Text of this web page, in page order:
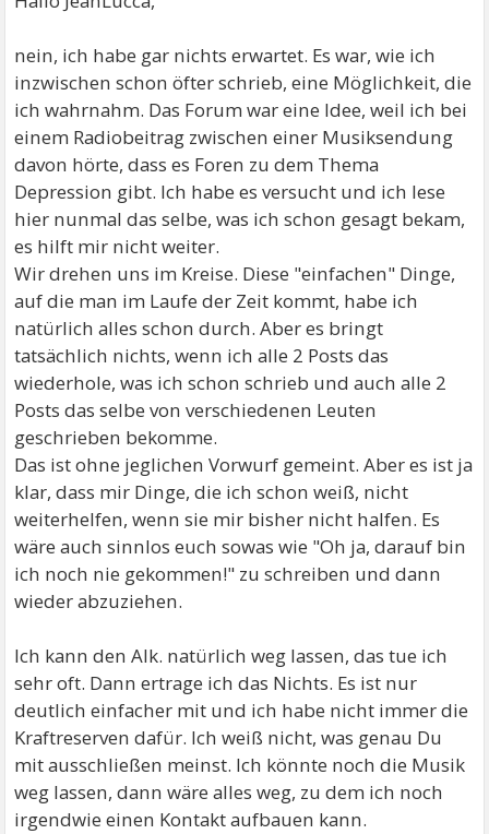
nein, ich habe gar nichts erwartet. Es war, wie ich
inzwischen schon öfter schrieb, eine Möglichkeit, die
ich wahrnahm. Das Forum war eine Idee, weil ich bei
einem Radiobeitrag zwischen einer Musiksendung
davon hörte, dass es Foren zu dem Thema
Depression gibt. Ich habe es versucht und ich lese
hier nunmal das selbe, was ich schon gesagt bekam,
es hilft mir nicht weiter.
Wir drehen uns im Kreise. Diese "einfachen" Dinge,
auf die man im Laufe der Zeit kommt, habe ich
natürlich alles schon durch. Aber es bringt
tatsächlich nichts, wenn ich alle 2 Posts das
wiederhole, was ich schon schrieb und auch alle 2
Posts das selbe von verschiedenen Leuten
geschrieben bekomme.
Das ist ohne jeglichen Vorwurf gemeint. Aber es ist ja
klar, dass mir Dinge, die ich schon weiß, nicht
weiterhelfen, wenn sie mir bisher nicht halfen. Es
wäre auch sinnlos euch sowas wie "Oh ja, darauf bin
ich noch nie gekommen!" zu schreiben und dann
wieder abzuziehen.
Ich kann den Alk. natürlich weg lassen, das tue ich
sehr oft. Dann ertrage ich das Nichts. Es ist nur
deutlich einfacher mit und ich habe nicht immer die
Kraftreserven dafür. Ich weiß nicht, was genau Du
mit ausschließen meinst. Ich könnte noch die Musik
weg lassen, dann wäre alles weg, zu dem ich noch
irgendwie einen Kontakt aufbauen kann.